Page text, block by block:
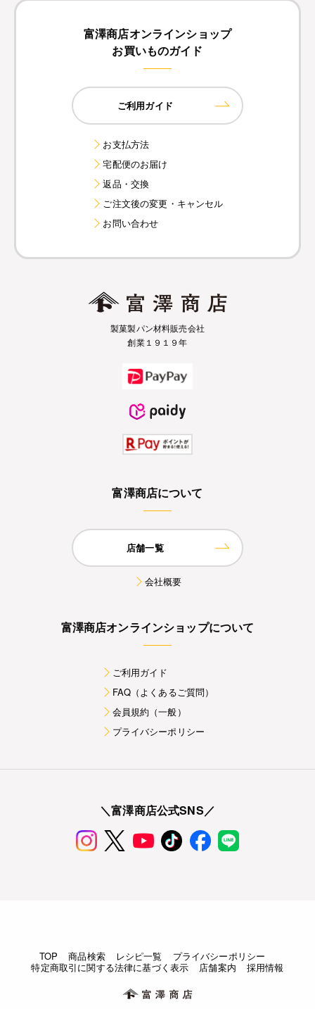
富澤商店オンラインショップ
お買いものガイド
ご利用ガイド
お支払方法
宅配便のお届け
返品・交換
ご注文後の変更・キャンセル
お問い合わせ
製菓製パン材料販売会社
創業１９１９年
富澤商店について
店舗一覧
会社概要
富澤商店オンラインショップについて
ご利用ガイド
FAQ（よくあるご質問）
会員規約（一般）
プライバシーポリシー
＼富澤商店公式SNS／
TOP 商品検索 レシピ一覧
プライバシーポリシー
特定商取引に関する法律に基づく表示
店舗案内 採用情報